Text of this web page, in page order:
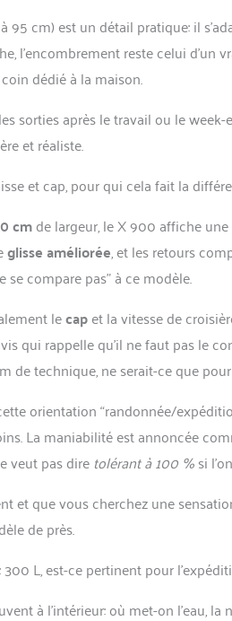
95 cm) est un détail pratique: il
l’encombrement reste celui
dédié à la maison.
sorties après le travail ou le
et réaliste.
et cap, pour qui cela fait la
cmde largeur, le X 900 affiche
glisse améliorée, et les retours
compare pas” à ce modèle.
lecapet la vitesse de
qui rappelle qu’il ne faut pas le
de technique, ne serait-ce que
orientation “randonnée/
La maniabilité est annoncée
veut pas dire tolérant à 100 %si
et que vous cherchez une
de près.
L, est-ce pertinent pour
à l’intérieur: où met-on l’eau,